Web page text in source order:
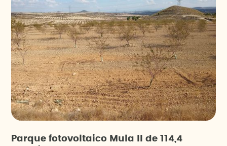
Parque fotovoltaico Mula II de 114,4